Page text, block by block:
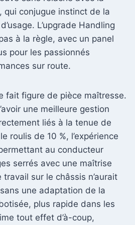
qui conjugue instinct de la
L’upgrade Handling
à la règle, avec un panel
pour les passionnés
sur route.
fait figure de pièce maîtresse.
une meilleure gestion
liés à la tenue de
roulis de 10 %, l’expérience
au conducteur
serrés avec une maîtrise
sur le châssis n’aurait
une adaptation de la
plus rapide dans les
tout effet d’à-coup,